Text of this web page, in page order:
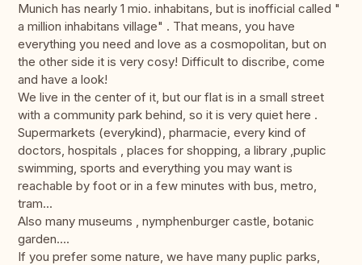
Munich has nearly 1 mio. inhabitans, but is inofficial called "
a million inhabitans village" . That means, you have
everything you need and love as a cosmopolitan, but on
the other side it is very cosy! Difficult to discribe, come
and have a look!
We live in the center of it, but our flat is in a small street
with a community park behind, so it is very quiet here .
Supermarkets (everykind), pharmacie, every kind of
doctors, hospitals , places for shopping, a library ,puplic
swimming, sports and everything you may want is
reachable by foot or in a few minutes with bus, metro,
tram...
Also many museums , nymphenburger castle, botanic
garden....
If you prefer some nature, we have many puplic parks,